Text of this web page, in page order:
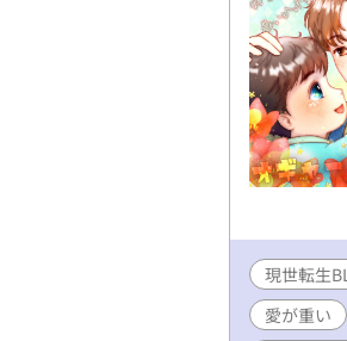
現世転生BL
愛が重い